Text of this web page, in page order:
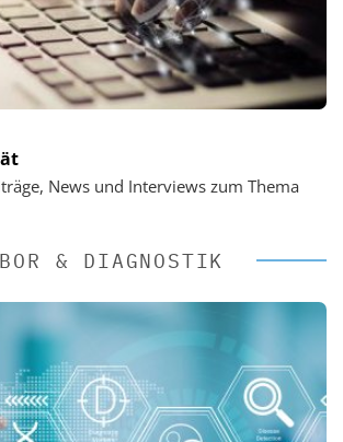
News und Interviews zum Thema
& DIAGNOSTIK